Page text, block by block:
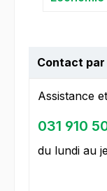
Contact
Assistance
031 910
du lundi au